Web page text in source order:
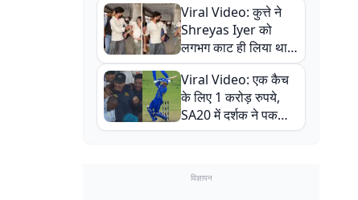
Video वायरल
Viral Video: कुत्ते ने
Shreyas Iyer को
लगभग काट ही लिया था,
न्यूजीलैंड सीरीज से पहले
बाल-बाल बचे
Viral Video: एक कैच
के लिए 1 करोड़ रुपये,
SA20 में दर्शक ने पकड़ा
एक हाथ से गजब का कैच
विज्ञापन